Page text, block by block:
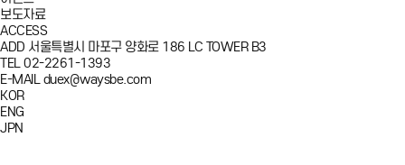
보도자료
ACCESS
ADD 서울특별시 마포구 양화로 186 LC TOWER B3
TEL02-2261-1393
E-MAIL duex@waysbe.com
KOR
ENG
JPN